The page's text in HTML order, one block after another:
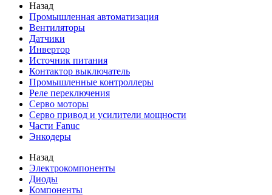
Назад
Промышленная автоматизация
Вентиляторы
Датчики
Инвертор
Источник питания
Контактор выключатель
Промышленные контроллеры
Реле переключения
Серво моторы
Серво привод и усилители мощности
Части Fanuc
Энкодеры
Назад
Электрокомпоненты
Диоды
Компоненты